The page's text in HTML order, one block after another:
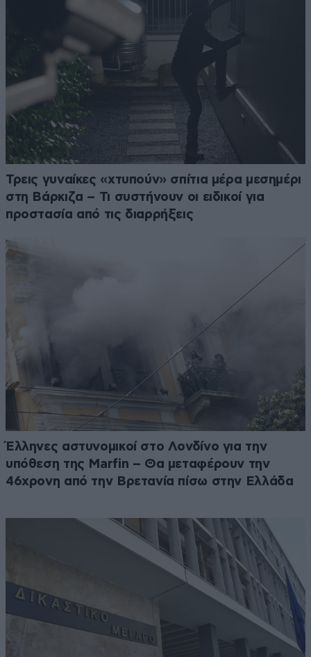
Τρεις γυναίκες «χτυπούν» σπίτια μέρα μεσημέρι
στη Βάρκιζα – Τι συστήνουν οι ειδικοί για
προστασία από τις διαρρήξεις
Έλληνες αστυνομικοί στο Λονδίνο για την
υπόθεση της Marfin – Θα μεταφέρουν την
46χρονη από την Βρετανία πίσω στην Ελλάδα